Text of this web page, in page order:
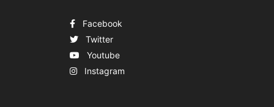
Facebook
Twitter
Youtube
Instagram